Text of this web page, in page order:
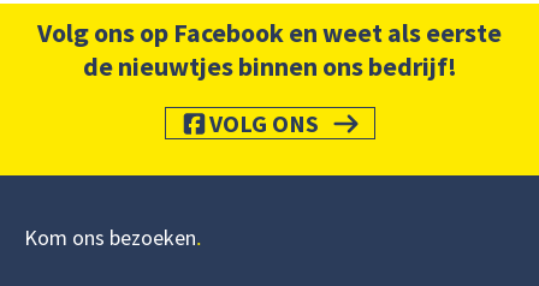
Volg ons op Facebook en weet als eerste
de nieuwtjes binnen ons bedrijf!
VOLG ONS
Kom ons bezoeken